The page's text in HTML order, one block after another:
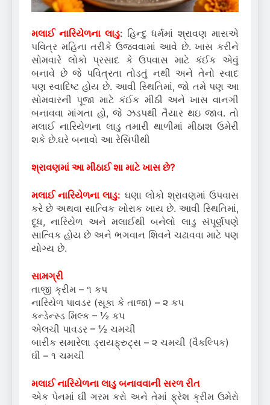
મલાઈ નારિયેળના લાડુ: હિન્દુ ધર્મમાં શ્રાવણ માસએ
પવિત્ર મહિના તરીકે ઉજવવામાં આવે છે. ખાસ કરીને
સોમવારે લોકો પ્રસાદ કે ઉપવાસ માટે કંઈક એવું
બનાવે છે જે પવિત્રતા તોડતું નથી અને તેનો સ્વાદ
પણ સ્વાદિષ્ટ હોય છે. આવી સ્થિતિમાં, જો તમે પણ આ
સોમવારની પૂજા માટે કંઈક મીઠી અને ખાસ વાનગી
બનાવવા માંગતા હો, જે ઝડપથી તૈયાર થઇ જાવ. તો
મલાઈ નારિયેળના લાડુ તમારી થાળીમાં મીઠાશ ઉમેરી
શકે છે.ઘરે બનાવો આ રેસિપીથી
શ્રાવણમાં આ મીઠાઈ શા માટે ખાસ છે?
મલાઈ નારિયેળના લાડુ: ઘણા લોકો શ્રાવણમાં ઉપવાસ
કરે છે અથવા સાત્વિક ખોરાક ખાય છે. આવી સ્થિતિમાં,
દૂધ, નારિયેળ અને મલાઈથી બનેલો લાડુ સંપૂર્ણપણે
સાત્વિક હોય છે અને ભગવાન શિવને ચઢાવવા માટે પણ
યોગ્ય છે.
સામગ્રી
તાજી ક્રીમ – ૧ કપ
નારિયેળ પાવડર (સૂકા કે તાજા) – ૨ કપ
કન્ડેન્સ્ડ મિલ્ક – ½ કપ
એલચી પાવડર – ½ ચમચી
બારીક સમારેલા ડ્રાયફ્રુટ્સ – ૨ ચમચી (વૈકલ્પિક)
ઘી – ૧ ચમચી
મલાઈ નારિયેળના લાડુ બનાવવાની સરળ રીત
એક પેનમાં ઘી ગરમ કરો અને તેમાં ફ્રેશ ક્રીમ ઉમેરો